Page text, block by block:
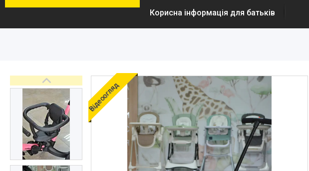
ТОП товарів Пакунок Малюка
Підбірка товарів для малюка
до року (7000 грн)
Автокрісла
Дитячі візочки
Меблі дитячі
Дитячий транспорт
Корисна інформація для батьків
Відеоогляд